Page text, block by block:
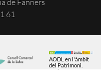
61
AODL en l'àmbit
del Patrimoni.
Acció